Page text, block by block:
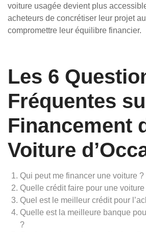
voiture usagée devient plus
acheteurs de concrétiser leur projet
compromettre leur équilibre financier.
Les 6
Fréquentes
Financement
Voiture
Qui peut me financer une voiture ?
Quelle crédit faire pour une voiture
Quel est le meilleur crédit pour
Quelle est la meilleure banque
?